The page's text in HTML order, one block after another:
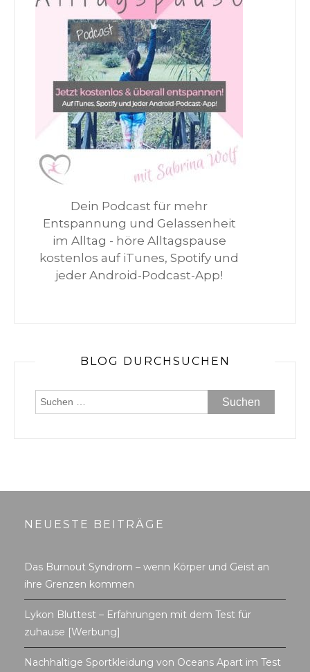
Dein Podcast für mehr
Entspannung und Gelassenheit
im Alltag - höre Alltagspause
kostenlos auf iTunes, Spotify und
jeder Android-Podcast-App!
BLOG DURCHSUCHEN
Suchen
nach:
NEUESTE BEITRÄGE
Das Burnout Syndrom – wenn Körper und Geist an
ihre Grenzen kommen
Lykon Bluttest – Erfahrungen mit dem Test für
zuhause [Werbung]
Nachhaltige Sportkleidung von Oceans Apart im Test